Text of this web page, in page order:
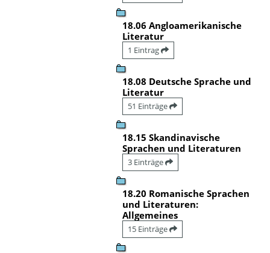
18.06 Angloamerikanische
Literatur
1 Eintrag
18.08 Deutsche Sprache und
Literatur
51 Einträge
18.15 Skandinavische
Sprachen und Literaturen
3 Einträge
18.20 Romanische Sprachen
und Literaturen:
Allgemeines
15 Einträge